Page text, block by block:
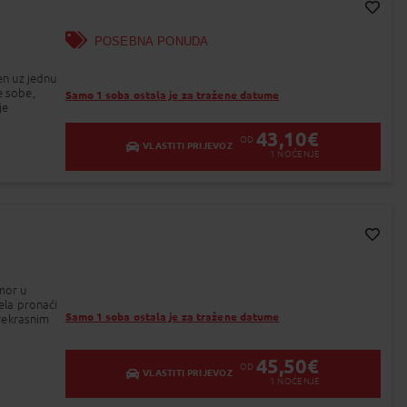
uz jednu
sobe,
POSEBNA PONUDA
Samo 1 soba ostala je za tražene datume
VLASTITI PRIJEVOZ
OD 43,10€
1 NOĆENJE
u
pronaći
Samo 1 soba ostala je za tražene datume
VLASTITI PRIJEVOZ
OD 45,50€
1 NOĆENJE